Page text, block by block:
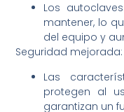
Los
mantener, lo
del equipo y
Seguridad mejorada:
Las
protegen al
garantizan un